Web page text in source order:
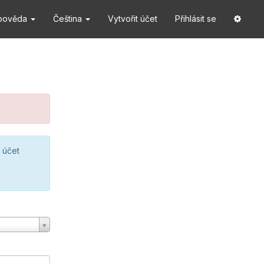
Čeština Vytvořit účet Přihlásit se
účet